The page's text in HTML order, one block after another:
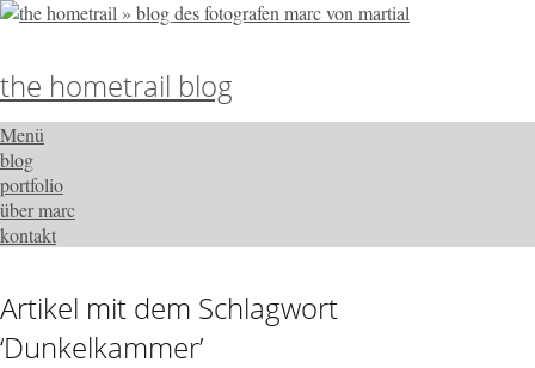
the hometrail blog
Menü
blog
portfolio
über marc
kontakt
Artikel mit dem Schlagwort
‘Dunkelkammer’